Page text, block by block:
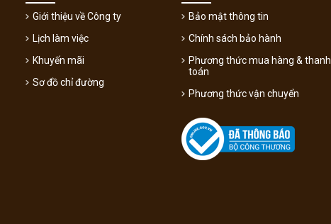
Giới thiệu về Công ty
Lịch làm việc
Khuyến mãi
Sơ đồ chỉ đường
Bảo mật thông tin
Chính sách bảo hành
Phương thức mua hàng & thanh
toán
Phương thức vận chuyển